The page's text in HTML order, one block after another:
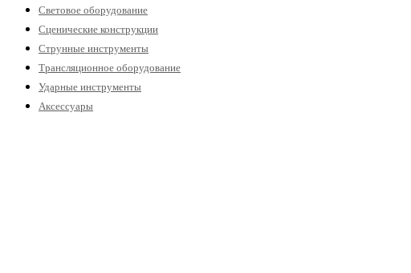
Световое оборудование
Сценические конструкции
Струнные инструменты
Трансляционное оборудование
Ударные инструменты
Аксессуары